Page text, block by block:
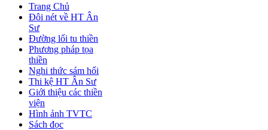
Trang Chủ
Đôi nét về HT Ân
Sư
Đường lối tu thiền
Phương pháp tọa
thiền
Nghi thức sám hối
Thi kệ HT Ân Sư
Giới thiệu các thiền
viện
Hình ảnh TVTC
Sách đọc